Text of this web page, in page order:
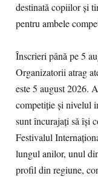
destinată copiilor și
pentru ambele
Înscrieri până pe 5
Organizatorii atrag
este 5 august 2026.
competiție și nivelul
sunt încurajați să își
Festivalul
lungul anilor, unul
profil din regiune,